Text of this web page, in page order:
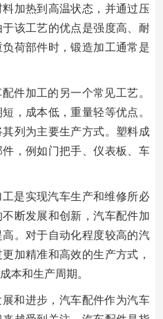
加热到高温状态，并通过压
该工艺的优点是强度高、耐
荷部件时，锻造加工通常是
件加工的另一个常见工艺。
，成本低，重量轻等优点。
列为主要生产方式。塑料成
，例如门把手、仪表板、车
是实现汽车生产和维修所必
断发展和创新，汽车配件加
。对于自动化程度较高的汽
加精准和高效的生产方式，
本和生产周期。
和进步，汽车配件作为汽车